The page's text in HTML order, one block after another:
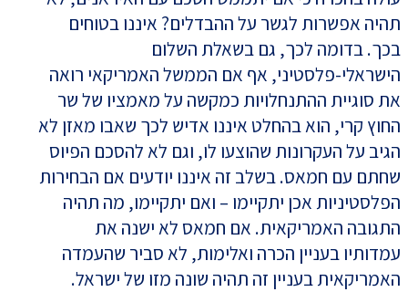
תהיה אפשרות לגשר על ההבדלים? איננו בטוחים
בכך. בדומה לכך, גם בשאלת השלום
הישראלי-פלסטיני, אף אם הממשל האמריקאי רואה
את סוגיית ההתנחלויות כמקשה על מאמציו של שר
החוץ קרי, הוא בהחלט איננו אדיש לכך שאבו מאזן לא
הגיב על העקרונות שהוצעו לו, וגם לא להסכם הפיוס
שחתם עם חמאס. בשלב זה איננו יודעים אם הבחירות
הפלסטיניות אכן יתקיימו – ואם יתקיימו, מה תהיה
התגובה האמריקאית. אם חמאס לא ישנה את
עמדותיו בעניין הכרה ואלימות, לא סביר שהעמדה
האמריקאית בעניין זה תהיה שונה מזו של ישראל.